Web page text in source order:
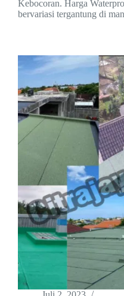
Kebocoran. Harga
bervariasi tergantung di